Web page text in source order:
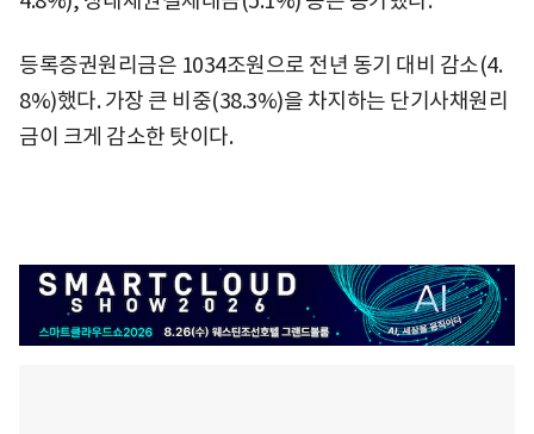
등록증권원리금은 1034조원으로 전년 동기 대비 감소(4.
8%)했다. 가장 큰 비중(38.3%)을 차지하는 단기사채원리
금이 크게 감소한 탓이다.